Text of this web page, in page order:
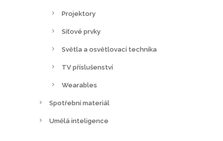
Projektory
Síťové prvky
Světla a osvětlovací technika
TV příslušenství
Wearables
Spotřební materiál
Umělá inteligence